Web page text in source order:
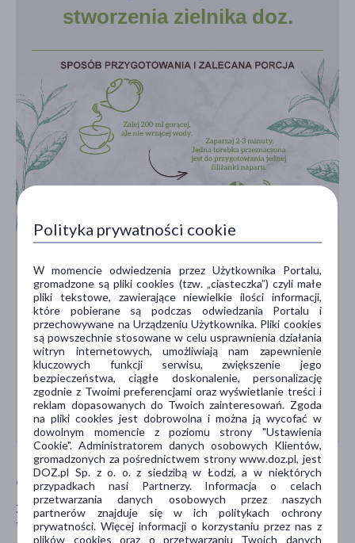
stworzenia zielnika doz.
Opis
ZIELNIK DOZ Herbata Zielona – 100% zielona herbata w
torebkach w formie piramidek gotowych do zaparzenia.
Polityka prywatności cookie
W momencie odwiedzenia przez Użytkownika Portalu,
gromadzone są pliki cookies (tzw. „ciasteczka”) czyli małe
pliki tekstowe, zawierające niewielkie ilości informacji,
które pobierane są podczas odwiedzania Portalu i
przechowywane na Urządzeniu Użytkownika. Pliki cookies
są powszechnie stosowane w celu usprawnienia działania
witryn internetowych, umożliwiają nam zapewnienie
kluczowych funkcji serwisu, zwiększenie jego
bezpieczeństwa, ciągłe doskonalenie, personalizację
zgodnie z Twoimi preferencjami oraz wyświetlanie treści i
reklam dopasowanych do Twoich zainteresowań. Zgoda
na pliki cookies jest dobrowolna i można ją wycofać w
dowolnym momencie z poziomu strony "Ustawienia
Cookie". Administratorem danych osobowych Klientów,
gromadzonych za pośrednictwem strony www.doz.pl, jest
DOZ.pl Sp. z o. o. z siedzibą w Łodzi, a w niektórych
przypadkach nasi Partnerzy. Informacja o celach
przetwarzania danych osobowych przez naszych
partnerów znajduje się w ich politykach ochrony
prywatności. Więcej informacji o korzystaniu przez nas z
plików cookies oraz o przetwarzaniu Twoich danych